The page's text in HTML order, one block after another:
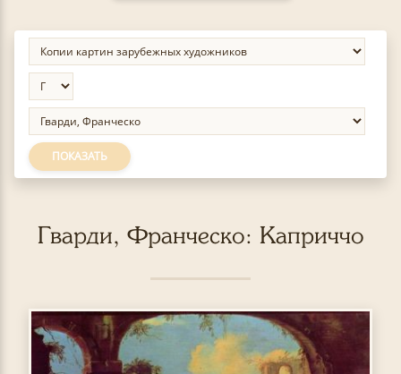
ПОКАЗАТЬ
Гварди, Франческо: Каприччо